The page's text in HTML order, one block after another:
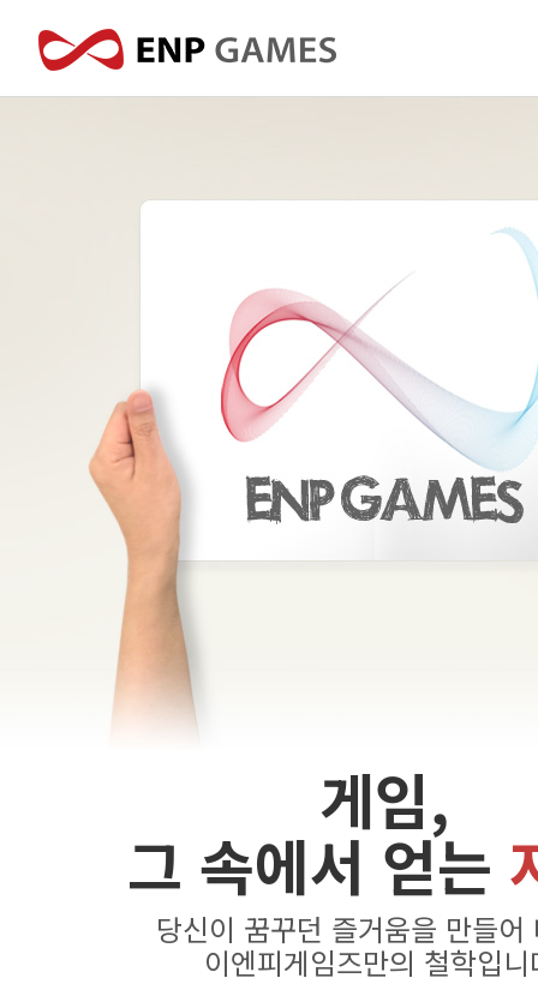
게임,
그 속에서 얻는
당신이 꿈꾸던 즐거움을 만들어
이엔피게임즈만의 철학입